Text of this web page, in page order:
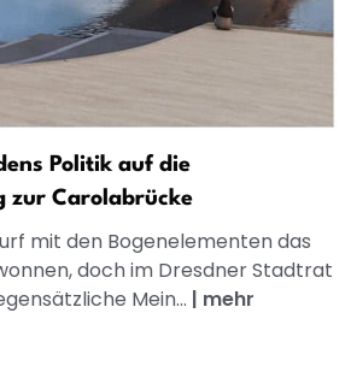
Politik auf die
zur Carolabrücke
mit den Bogenelementen das
doch im Dresdner Stadtrat
Mein... | mehr